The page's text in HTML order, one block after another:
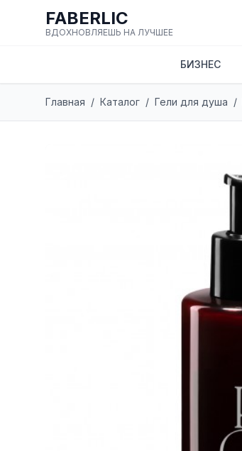
FABERLIC
ВДОХНОВЛЯЕШЬ НА ЛУЧШЕЕ
БИЗНЕС
Главная / Каталог / Гели для душа /